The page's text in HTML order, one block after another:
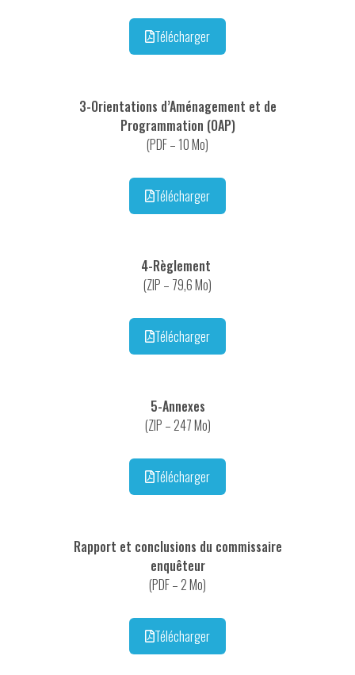
Télécharger
3-Orientations d’Aménagement et de
Programmation (OAP)
(PDF – 10 Mo)
Télécharger
4-Règlement
(ZIP – 79,6 Mo)
Télécharger
5-Annexes
(ZIP – 247 Mo)
Télécharger
Rapport et conclusions du commissaire
enquêteur
(PDF – 2 Mo)
Télécharger